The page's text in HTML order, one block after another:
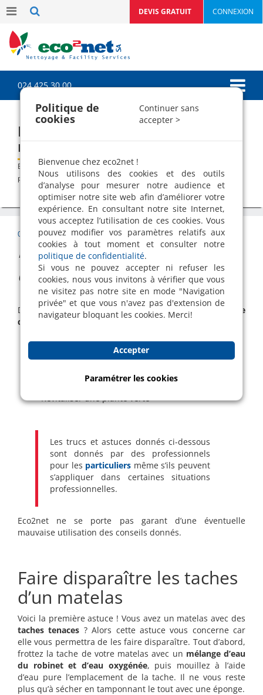
CONNEXION
DEVIS GRATUIT
024 425 30 00
Les trucs et astuces des
nettoyeurs professionnels
Blog >Trucs & astuces> Les trucs et astuces des nettoyeurs
professionnels
05 Nov 2017 | Trucs & astuces| Patrick Mermoud
Rien n'égale l'expérience
des professionnels
Dans cet article, vous pourrez bénéficier del’expérience
des
professionnels du nettoyage! Vous apprendrez à :
Faire disparaître les taches d’un matelas
Retirer des autocollants
Nettoyer de haut en bas
Enlever de la rouille
Revitaliser une plante verte
Les trucs et astuces donnés ci-dessous
sont donnés par des professionnels
pour les particuliers même s’ils peuvent
s’appliquer dans certaines situations
professionnelles.
Eco2net ne se porte pas garant d’une éventuelle
mauvaise utilisation des conseils donnés.
Faire disparaître les taches
d’un matelas
Voici la première astuce ! Vous avez un matelas avec des
taches tenaces ? Alors cette astuce vous concerne car
elle vous permettra de les faire disparaître. Tout d’abord,
frottez la tache de votre matelas avec un mélange d’eau
du robinet et d’eau oxygénée, puis mouillez à l’aide
d’eau pure l’emplacement de la tache. Il ne vous reste
plus qu’à sécher en tamponnant le tout avec une éponge.
Politique de
cookies
Continuer sans
accepter >
Bienvenue chez eco2net !
Nous utilisons des cookies et des outils
d’analyse pour mesurer notre audience et
optimiser notre site web afin d’améliorer votre
expérience. En consultant notre site Internet,
vous acceptez l’utilisation de ces cookies. Vous
pouvez modifier vos paramètres relatifs aux
cookies à tout moment et consulter notre
politique de confidentialité.
Si vous ne pouvez accepter ni refuser les
cookies, nous vous invitons à vérifier que vous
ne visitez pas notre site en mode "Navigation
privée" et que vous n'avez pas d'extension de
navigateur bloquant les cookies. Merci!
Accepter
Paramétrer les cookies